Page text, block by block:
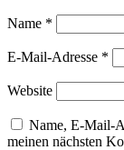
Name *
E-Mail-Adresse *
Website
Name, E-Mail-
meinen nächsten